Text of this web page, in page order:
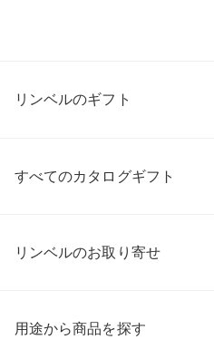
リンベルのギフト
すべてのカタログギフト
リンベルのお取り寄せ
用途から商品を探す